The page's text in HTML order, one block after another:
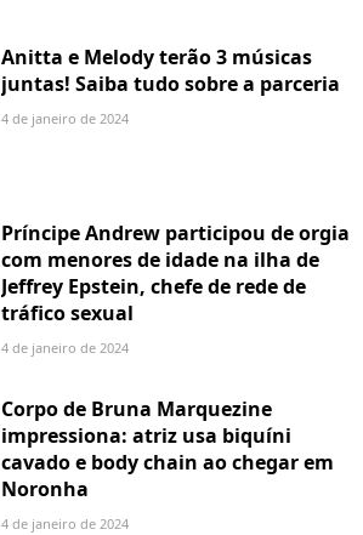
Anitta e Melody terão 3 músicas
juntas! Saiba tudo sobre a parceria
4 de janeiro de 2024
Príncipe Andrew participou de orgia
com menores de idade na ilha de
Jeffrey Epstein, chefe de rede de
tráfico sexual
4 de janeiro de 2024
Corpo de Bruna Marquezine
impressiona: atriz usa biquíni
cavado e body chain ao chegar em
Noronha
4 de janeiro de 2024